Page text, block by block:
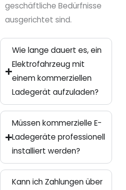
geschäftliche Bedürfnisse
ausgerichtet sind.
Wie lange dauert es, ein
Elektrofahrzeug mit
einem kommerziellen
Ladegerät aufzuladen?
Müssen kommerzielle E-
Ladegeräte professionell
installiert werden?
Kann ich Zahlungen über